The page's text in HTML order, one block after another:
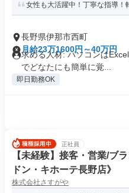
女性も大活躍中！丁寧な指導！
長野県伊那市西町
月給23万1600円～40万円
求める人材: パソコンは
でどなたにも簡単に覚...
即日勤務OK
正社員
【未経験】接客・営業/ブ
ドン・キホーテ長野店》
株式会社さすがや